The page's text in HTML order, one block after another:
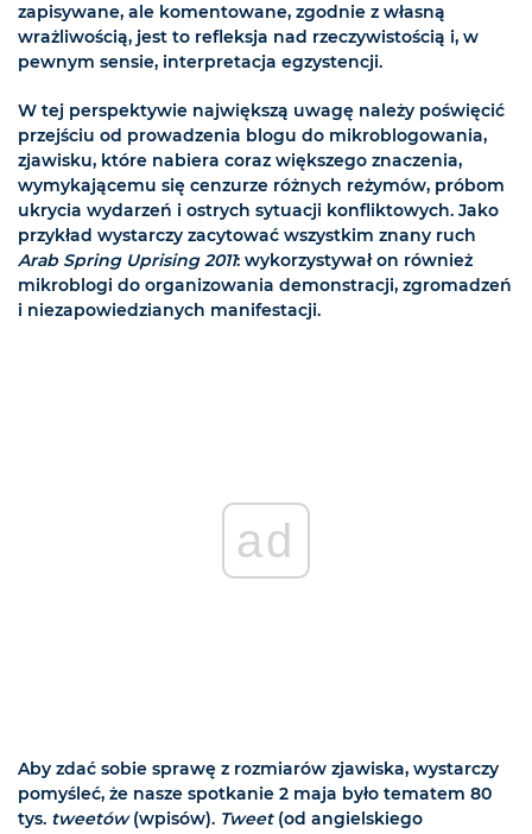
zapisywane, ale komentowane, zgodnie z własną
wrażliwością, jest to refleksja nad rzeczywistością i, w
pewnym sensie, interpretacja egzystencji.
W tej perspektywie największą uwagę należy poświęcić
przejściu od prowadzenia blogu do mikroblogowania,
zjawisku, które nabiera coraz większego znaczenia,
wymykającemu się cenzurze różnych reżymów, próbom
ukrycia wydarzeń i ostrych sytuacji konfliktowych. Jako
przykład wystarczy zacytować wszystkim znany ruch
Arab Spring Uprising 2011: wykorzystywał on również
mikroblogi do organizowania demonstracji, zgromadzeń
i niezapowiedzianych manifestacji.
ad
Aby zdać sobie sprawę z rozmiarów zjawiska, wystarczy
pomyśleć, że nasze spotkanie 2 maja było tematem 80
tys. tweetów(wpisów). Tweet(od angielskiego